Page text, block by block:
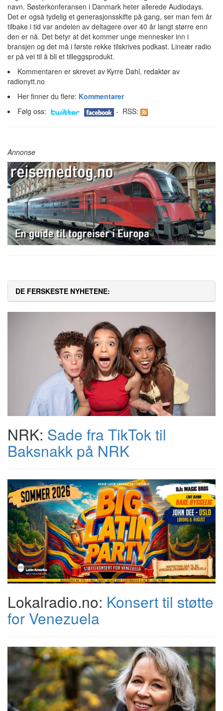
navn. Søsterkonferansen i Danmark heter allerede Audiodays.
Det er også tydelig et generasjonsskifte på gang, ser man fem år
tilbake i tid var andelen av deltagere over 40 år langt større enn
den er nå. Det betyr at det kommer unge mennesker inn i
bransjen og det må i første rekke tilskrives podkast. Lineær radio
er på vei til å bli et tilleggsprodukt.
Kommentaren er skrevet av Kyrre Dahl, redaktør av
radionytt.no
Her finner du flere: Kommentarer
Følg oss:
- RSS:
Annonse
DE FERSKESTE NYHETENE:
NRK: Sade fra TikTok til
Baksnakk på NRK
Lokalradio.no: Konsert til støtte
for Venezuela